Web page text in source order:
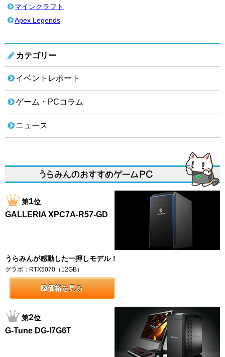
カテゴリー
イベントレポート
ゲーム・PCコラム
ニュース
マインクラフト
Apex Legends
第1位
GALLERIA XPC7A-R57-GD
うらみんが感動した一押しモデル！
グラボ：RTX5070（12GB）
価格を見る
第2位
G-Tune DG-I7G6T